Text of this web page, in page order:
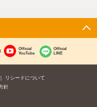
Official
YouTube
Official
LINE
リシードについて
針